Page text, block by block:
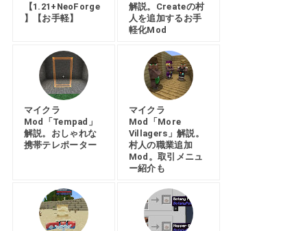
【1.21+NeoForge
】【お手軽】
解説。Createの村
人を追加するお手
軽化Mod
マイクラ
Mod「Tempad」
解説。おしゃれな
携帯テレポーター
マイクラ
Mod「More
Villagers」解説。
村人の職業追加
Mod。取引メニュ
ー紹介も